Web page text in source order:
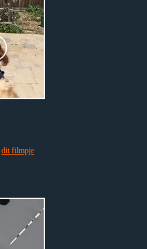
dit filmpje